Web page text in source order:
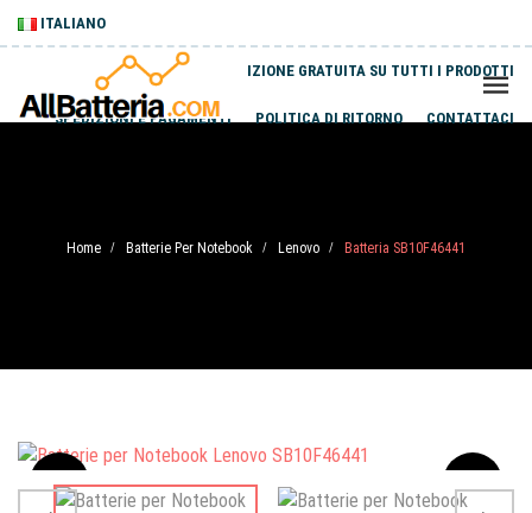
ITALIANO
SPEDIZIONE GRATUITA SU TUTTI I PRODOTTI
SPEDIZIONI E PAGAMENTI POLITICA DI RITORNO CONTATTACI
Home / Batterie Per Notebook / Lenovo / Batteria SB10F46441
Sale